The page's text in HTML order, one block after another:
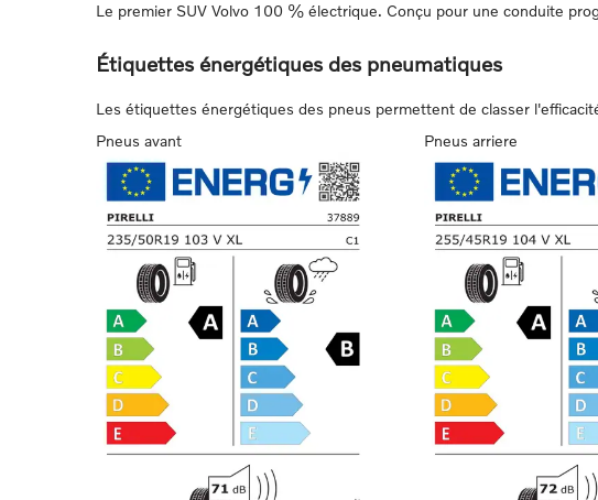
Le premier SUV Volvo 100 % électrique. Conçu pour une conduite
Étiquettes énergétiques des pneumatiques
Les étiquettes énergétiques des pneus permettent de classer
Pneus avant
Pneus arriere